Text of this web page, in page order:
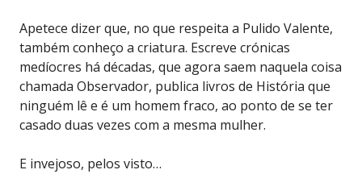
Apetece dizer que, no que respeita a Pulido Valente,
também conheço a criatura. Escreve crónicas
medíocres há décadas, que agora saem naquela coisa
chamada Observador, publica livros de História que
ninguém lê e é um homem fraco, ao ponto de se ter
casado duas vezes com a mesma mulher.
E invejoso, pelos visto…